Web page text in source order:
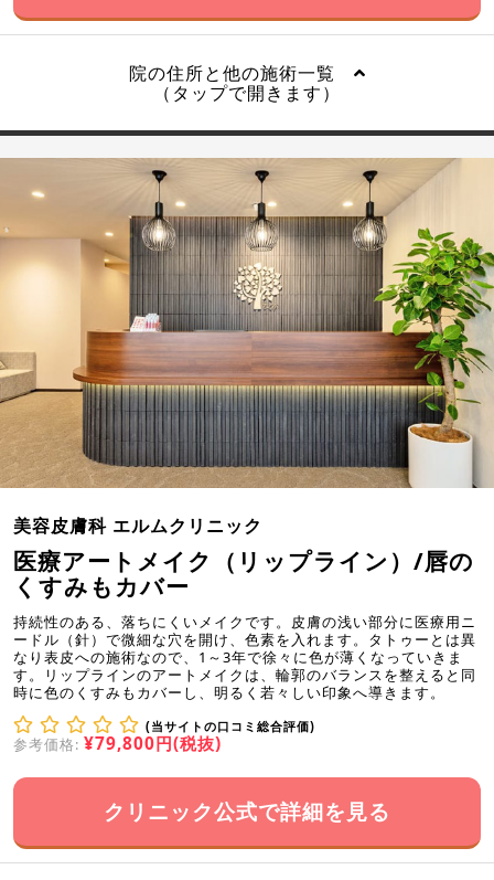
院の住所と他の施術一覧
（タップで開きます）
美容皮膚科 エルムクリニック
医療アートメイク（リップライン）/唇の
くすみもカバー
持続性のある、落ちにくいメイクです。皮膚の浅い部分に医療用ニ
ードル（針）で微細な穴を開け、色素を入れます。タトゥーとは異
なり表皮への施術なので、1～3年で徐々に色が薄くなっていきま
す。リップラインのアートメイクは、輪郭のバランスを整えると同
時に色のくすみもカバーし、明るく若々しい印象へ導きます。
(当サイトの口コミ総合評価)
参考価格: ¥79,800円(税抜)
クリニック公式で詳細を見る